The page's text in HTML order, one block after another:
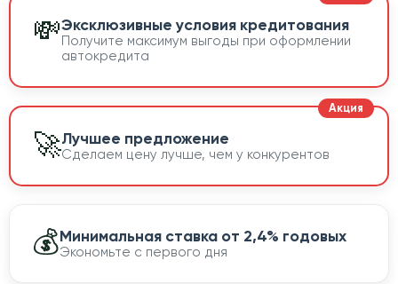
💸Эксклюзивные условия кредитования
Получите максимум выгоды при оформлении
автокредита
🚀Лучшее предложение
Сделаем цену лучше, чем у конкурентов
💰Минимальная ставка от 2,4% годовых
Экономьте с первого дня